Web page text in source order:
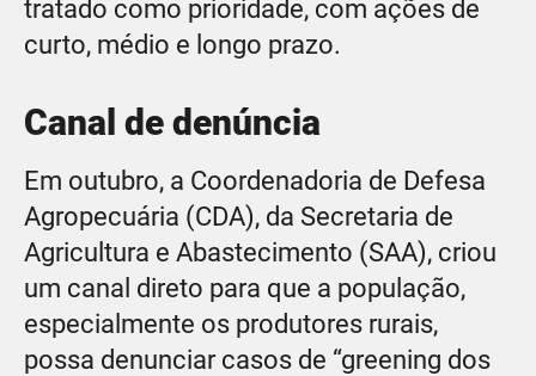
tratado como prioridade, com ações de
curto, médio e longo prazo.
Canal de denúncia
Em outubro, a Coordenadoria de Defesa
Agropecuária (CDA), da Secretaria de
Agricultura e Abastecimento (SAA), criou
um canal direto para que a população,
especialmente os produtores rurais,
possa denunciar casos de “greening dos